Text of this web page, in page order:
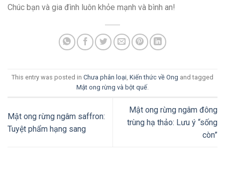
Chúc bạn và gia đình luôn khỏe mạnh và bình an!
This entry was posted in Chưa phân loại, Kiến thức về Ong and tagged
Mật ong rừng và bột quế.
Mật ong rừng ngâm saffron:
Tuyệt phẩm hạng sang
Mật ong rừng ngâm đông
trùng hạ thảo: Lưu ý “sống
còn”